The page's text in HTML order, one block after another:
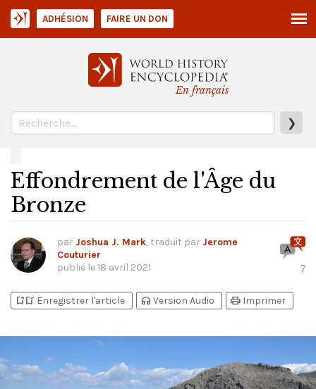
En français
❯
ADHÉSION FAIRE UN DON
Effondrement de l'Âge du
Bronze
par Joshua J. Mark, traduit par Jerome
Couturier
publié le18 avril 2021 7
bookmark_addbookmark_added Enregistrer l'article headphones Version Audio print Imprimer